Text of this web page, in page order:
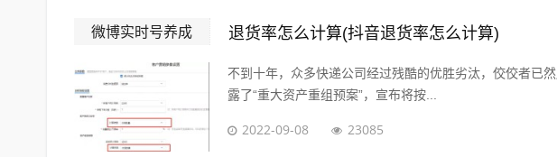
微博实时号养成 退货率怎么计算(抖音退货率怎么计算)
不到十年，众多快递公司经过残酷的优胜劣汰，佼佼者已
露了“重大资产重组预案”，宣布将按...
2022-09-08 23085